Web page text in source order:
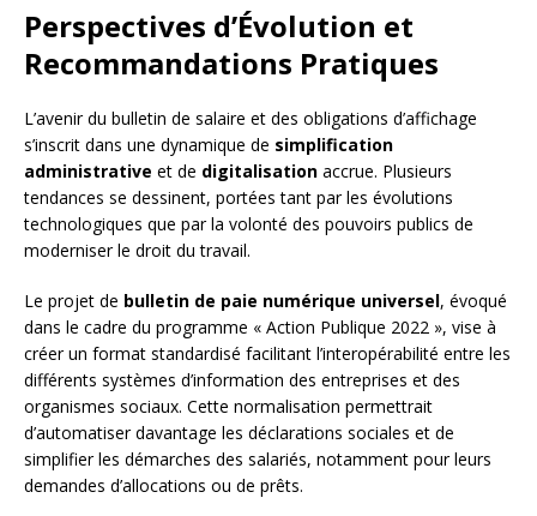
Perspectives d’Évolution et
Recommandations Pratiques
L’avenir du bulletin de salaire et des obligations d’affichage
s’inscrit dans une dynamique de simplification
administrative et de digitalisation accrue. Plusieurs
tendances se dessinent, portées tant par les évolutions
technologiques que par la volonté des pouvoirs publics de
moderniser le droit du travail.
Le projet de bulletin de paie numérique universel, évoqué
dans le cadre du programme « Action Publique 2022 », vise à
créer un format standardisé facilitant l’interopérabilité entre les
différents systèmes d’information des entreprises et des
organismes sociaux. Cette normalisation permettrait
d’automatiser davantage les déclarations sociales et de
simplifier les démarches des salariés, notamment pour leurs
demandes d’allocations ou de prêts.